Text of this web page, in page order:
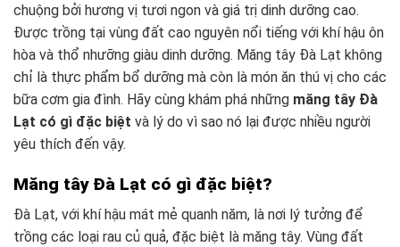
chuộng bởi hương vị tươi ngon và giá trị dinh dưỡng cao.
Được trồng tại vùng đất cao nguyên nổi tiếng với khí hậu ôn
hòa và thổ nhưỡng giàu dinh dưỡng. Măng tây Đà Lạt không
chỉ là thực phẩm bổ dưỡng mà còn là món ăn thú vị cho các
bữa cơm gia đình. Hãy cùng khám phá những măng tây Đà
Lạt có gì đặc biệt và lý do vì sao nó lại được nhiều người
yêu thích đến vậy.
Măng tây Đà Lạt có gì đặc biệt?
Đà Lạt, với khí hậu mát mẻ quanh năm, là nơi lý tưởng để
trồng các loại rau củ quả, đặc biệt là măng tây. Vùng đất